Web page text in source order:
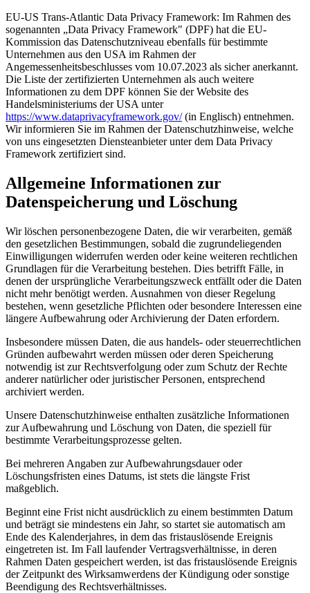
EU-US Trans-Atlantic Data Privacy Framework: Im Rahmen des
sogenannten „Data Privacy Framework" (DPF) hat die EU-
Kommission das Datenschutzniveau ebenfalls für bestimmte
Unternehmen aus den USA im Rahmen der
Angemessenheitsbeschlusses vom 10.07.2023 als sicher anerkannt.
Die Liste der zertifizierten Unternehmen als auch weitere
Informationen zu dem DPF können Sie der Website des
Handelsministeriums der USA unter
https://www.dataprivacyframework.gov/(in Englisch) entnehmen.
Wir informieren Sie im Rahmen der Datenschutzhinweise, welche
von uns eingesetzten Diensteanbieter unter dem Data Privacy
Framework zertifiziert sind.
Allgemeine Informationen zur
Datenspeicherung und Löschung
Wir löschen personenbezogene Daten, die wir verarbeiten, gemäß
den gesetzlichen Bestimmungen, sobald die zugrundeliegenden
Einwilligungen widerrufen werden oder keine weiteren rechtlichen
Grundlagen für die Verarbeitung bestehen. Dies betrifft Fälle, in
denen der ursprüngliche Verarbeitungszweck entfällt oder die Daten
nicht mehr benötigt werden. Ausnahmen von dieser Regelung
bestehen, wenn gesetzliche Pflichten oder besondere Interessen eine
längere Aufbewahrung oder Archivierung der Daten erfordern.
Insbesondere müssen Daten, die aus handels- oder steuerrechtlichen
Gründen aufbewahrt werden müssen oder deren Speicherung
notwendig ist zur Rechtsverfolgung oder zum Schutz der Rechte
anderer natürlicher oder juristischer Personen, entsprechend
archiviert werden.
Unsere Datenschutzhinweise enthalten zusätzliche Informationen
zur Aufbewahrung und Löschung von Daten, die speziell für
bestimmte Verarbeitungsprozesse gelten.
Bei mehreren Angaben zur Aufbewahrungsdauer oder
Löschungsfristen eines Datums, ist stets die längste Frist
maßgeblich.
Beginnt eine Frist nicht ausdrücklich zu einem bestimmten Datum
und beträgt sie mindestens ein Jahr, so startet sie automatisch am
Ende des Kalenderjahres, in dem das fristauslösende Ereignis
eingetreten ist. Im Fall laufender Vertragsverhältnisse, in deren
Rahmen Daten gespeichert werden, ist das fristauslösende Ereignis
der Zeitpunkt des Wirksamwerdens der Kündigung oder sonstige
Beendigung des Rechtsverhältnisses.